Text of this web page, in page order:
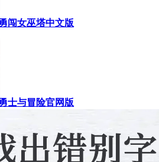
勇闯女巫塔中文版
勇士与冒险官网版